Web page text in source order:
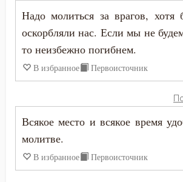
Семья
Сердце
Скорбь
Скромность
Слава
Надо молиться за врагов,
оскорбляли нас. Если мы не
то неизбежно погибнем.
В избранное Первоисточник
Всякое место и всякое время
молитве.
В избранное Первоисточник